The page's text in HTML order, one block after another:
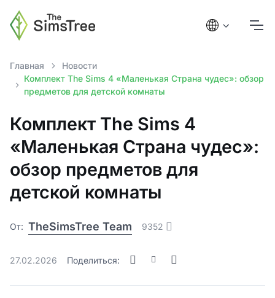
Главная
Новости
Комплект The Sims 4 «Маленькая Страна чудес»: обзор
предметов для детской комнаты
Комплект The Sims 4
«Маленькая Страна чудес»:
обзор предметов для
детской комнаты
От: TheSimsTree Team 9352
27.02.2026 Поделиться: